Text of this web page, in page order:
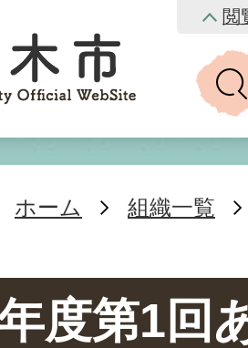
閲
ホーム 組織一覧
度第1回